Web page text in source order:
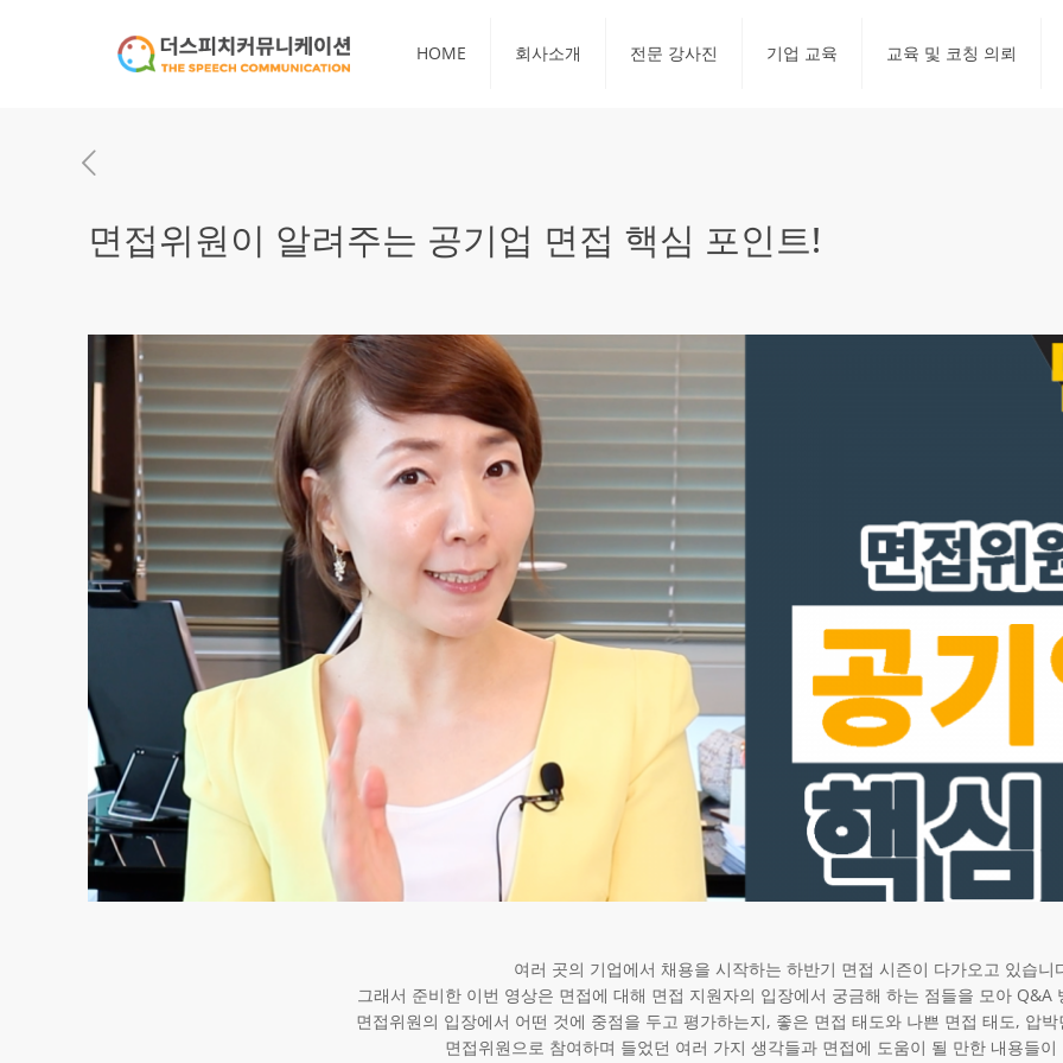
HOME 회사소개 전문 강사진 기업 교육 교육 및 코칭 의뢰
면접위원이 알려주는 공기업 면접 핵심 포인트!
여러 곳의 기업에서 채용을 시작하는 하반기 면접 시즌이 다가오고 있습니
그래서 준비한 이번 영상은 면접에 대해 면접 지원자의 입장에서 궁금해 하는 점들을 모아 Q&A
면접위원의 입장에서 어떤 것에 중점을 두고 평가하는지, 좋은 면접 태도와 나쁜 면접 태도, 압
면접위원으로 참여하며 들었던 여러 가지 생각들과 면접에 도움이 될 만한 내용들이